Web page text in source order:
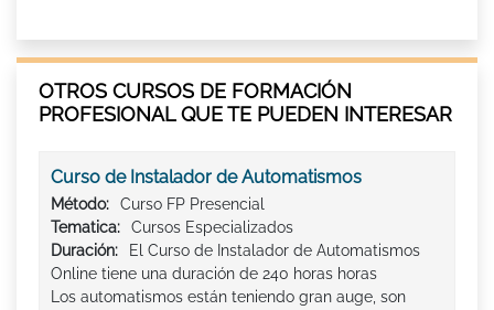
OTROS CURSOS DE FORMACIÓN
PROFESIONAL QUE TE PUEDEN INTERESAR
Curso de Instalador de Automatismos
Método:
Curso FP Presencial
Tematica:
Cursos Especializados
Duración:
El Curso de Instalador de Automatismos
Online tiene una duración de 240 horas horas
Los automatismos están teniendo gran auge, son